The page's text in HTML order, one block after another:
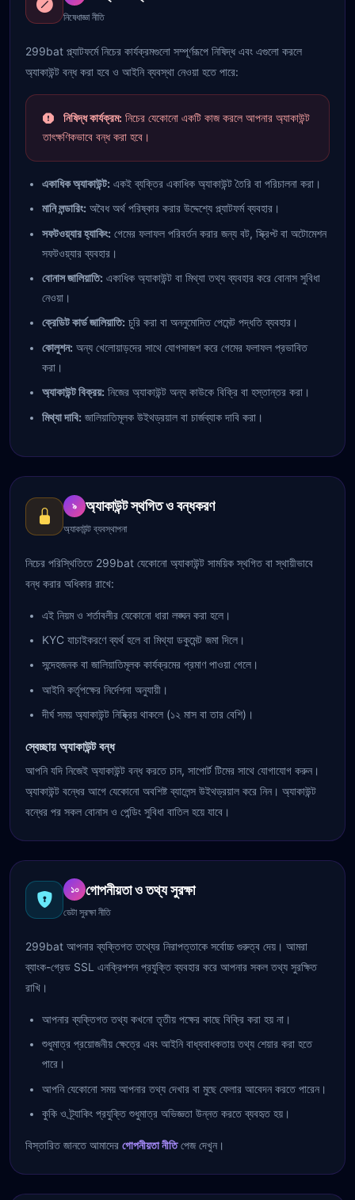
নিষেধাজ্ঞা নীতি
299bat প্ল্যাটফর্মে নিচের কার্যক্রমগুলো সম্পূর্ণরূপে নিষিদ্ধ এবং এগুলো করলে
অ্যাকাউন্ট বন্ধ করা হবে ও আইনি ব্যবস্থা নেওয়া হতে পারে:
নিষিদ্ধ কার্যক্রম: নিচের যেকোনো একটি কাজ করলে আপনার অ্যাকাউন্ট
তাৎক্ষণিকভাবে বন্ধ করা হবে।
একাধিক অ্যাকাউন্ট: একই ব্যক্তির একাধিক অ্যাকাউন্ট তৈরি বা পরিচালনা করা।
মানি লন্ডারিং: অবৈধ অর্থ পরিষ্কার করার উদ্দেশ্যে প্ল্যাটফর্ম ব্যবহার।
সফটওয়্যার হ্যাকিং: গেমের ফলাফল পরিবর্তন করার জন্য বট, স্ক্রিপ্ট বা অটোমেশন
সফটওয়্যার ব্যবহার।
বোনাস জালিয়াতি: একাধিক অ্যাকাউন্ট বা মিথ্যা তথ্য ব্যবহার করে বোনাস সুবিধা
নেওয়া।
ক্রেডিট কার্ড জালিয়াতি: চুরি করা বা অননুমোদিত পেমেন্ট পদ্ধতি ব্যবহার।
কোলুশন: অন্য খেলোয়াড়দের সাথে যোগসাজশ করে গেমের ফলাফল প্রভাবিত
করা।
অ্যাকাউন্ট বিক্রয়: নিজের অ্যাকাউন্ট অন্য কাউকে বিক্রি বা হস্তান্তর করা।
মিথ্যা দাবি: জালিয়াতিমূলক উইথড্রয়াল বা চার্জব্যাক দাবি করা।
৯ অ্যাকাউন্ট স্থগিত ও বন্ধকরণ
অ্যাকাউন্ট ব্যবস্থাপনা
নিচের পরিস্থিতিতে 299bat যেকোনো অ্যাকাউন্ট সাময়িক স্থগিত বা স্থায়ীভাবে
বন্ধ করার অধিকার রাখে:
এই নিয়ম ও শর্তাবলীর যেকোনো ধারা লঙ্ঘন করা হলে।
KYC যাচাইকরণে ব্যর্থ হলে বা মিথ্যা ডকুমেন্ট জমা দিলে।
সন্দেহজনক বা জালিয়াতিমূলক কার্যক্রমের প্রমাণ পাওয়া গেলে।
আইনি কর্তৃপক্ষের নির্দেশনা অনুযায়ী।
দীর্ঘ সময় অ্যাকাউন্ট নিষ্ক্রিয় থাকলে (১২ মাস বা তার বেশি)।
স্বেচ্ছায় অ্যাকাউন্ট বন্ধ
আপনি যদি নিজেই অ্যাকাউন্ট বন্ধ করতে চান, সাপোর্ট টিমের সাথে যোগাযোগ করুন।
অ্যাকাউন্ট বন্ধের আগে যেকোনো অবশিষ্ট ব্যালেন্স উইথড্রয়াল করে নিন। অ্যাকাউন্ট
বন্ধের পর সকল বোনাস ও পেন্ডিং সুবিধা বাতিল হয়ে যাবে।
১০ গোপনীয়তা ও তথ্য সুরক্ষা
ডেটা সুরক্ষা নীতি
299bat আপনার ব্যক্তিগত তথ্যের নিরাপত্তাকে সর্বোচ্চ গুরুত্ব দেয়। আমরা
ব্যাংক-গ্রেড SSL এনক্রিপশন প্রযুক্তি ব্যবহার করে আপনার সকল তথ্য সুরক্ষিত
রাখি।
আপনার ব্যক্তিগত তথ্য কখনো তৃতীয় পক্ষের কাছে বিক্রি করা হয় না।
শুধুমাত্র প্রয়োজনীয় ক্ষেত্রে এবং আইনি বাধ্যবাধকতায় তথ্য শেয়ার করা হতে
পারে।
আপনি যেকোনো সময় আপনার তথ্য দেখার বা মুছে ফেলার আবেদন করতে পারেন।
কুকি ও ট্র্যাকিং প্রযুক্তি শুধুমাত্র অভিজ্ঞতা উন্নত করতে ব্যবহৃত হয়।
বিস্তারিত জানতে আমাদেরগোপনীয়তা নীতিপেজ দেখুন।